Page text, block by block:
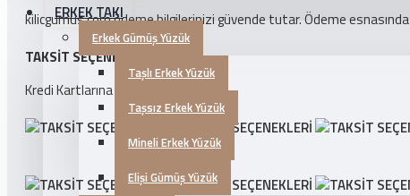
ERKEK TAKI
Erkek Gümüş Yüzük
Taşlı Erkek Yüzük
Taşsız Erkek Yüzük
Mineli Erkek Yüzük
Elişi Gümüş Yüzük
kilicgumus.com ödeme bilgilerinizi güvende tutar. Ödeme
TAKSIT SEÇENEKLERI
Kredi Kartlarına 3 Taksit İmkanı!